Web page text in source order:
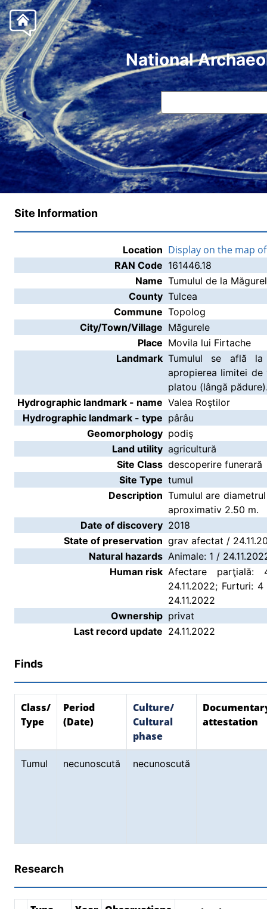
National
Site Information
Location Display on the map
RAN Code 161446.18
Name Tumulul de la
County Tulcea
Commune Topolog
City/Town/Village Măgurele
Place Movila lui Firtache
Landmark Tumulul se află
apropierea limitei de
platou (lângă
Hydrographic landmark - name Valea Roştilor
Hydrographic landmark - type pârâu
Geomorphology podiş
Land utility agricultură
Site Class descoperire funerară
Site Type tumul
Description Tumulul are
aproximativ 2.50 m.
Date of discovery 2018
State of preservation grav afectat /
Natural hazards Animale: 1 /
Human risk Afectare parţială:
24.11.2022; Furturi:
24.11.2022
Ownership privat
Last record update 24.11.2022
Finds
Class/
Type
Period
(Date)
Culture/
Cultural
phase
attestation
Tumul necunoscută necunoscută
Research